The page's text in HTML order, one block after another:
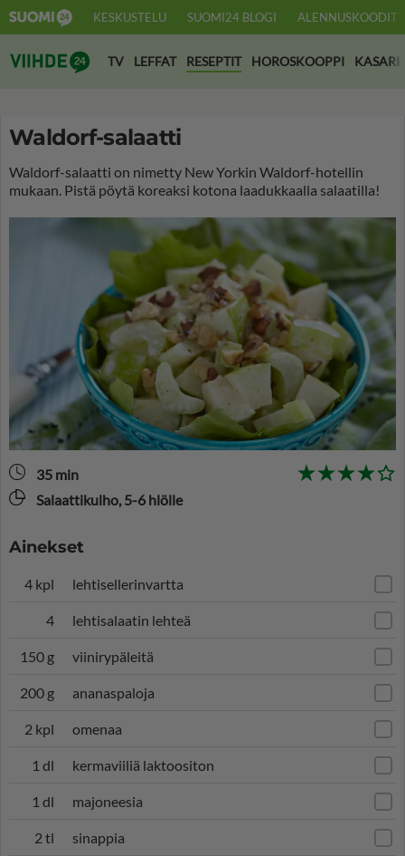
KESKUSTELU SUOMI24 BLOGI ALENNUSKOODIT
Suomi24 Viihde
TV LEFFAT RESEPTIT HOROSKOOPPI KASARI
Waldorf-salaatti
Waldorf-salaatti on nimetty New Yorkin Waldorf-hotellin
mukaan. Pistä pöytä koreaksi kotona laadukkaalla salaatilla!
35 min
Salaattikulho, 5-6 hlölle
Ainekset
4 kpl lehtisellerinvartta
4 lehtisalaatin lehteä
150 g viinirypäleitä
200 g ananaspaloja
2 kpl omenaa
1 dl kermaviiliä laktoositon
1 dl majoneesia
2 tl sinappia